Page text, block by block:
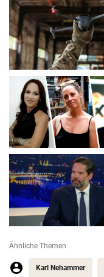
Ähnliche Themen
Karl Nehammer